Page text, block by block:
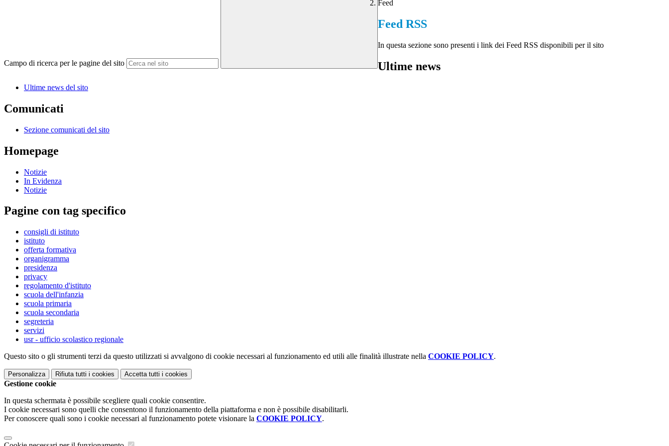
Campo di ricerca per le pagine del sito
Feed
Feed RSS
In questa sezione sono presenti i link dei Feed RSS disponibili per il sito
Ultime news
Ultime news del sito
Comunicati
Sezione comunicati del sito
Homepage
Notizie
In Evidenza
Notizie
Pagine con tag specifico
consigli di istituto
istituto
offerta formativa
organigramma
presidenza
privacy
regolamento d'istituto
scuola dell'infanzia
scuola primaria
scuola secondaria
segreteria
servizi
usr - ufficio scolastico regionale
Questo sito o gli strumenti terzi da questo utilizzati si avvalgono di cookie necessari al funzionamento ed utili alle finalità illustrate nella COOKIE POLICY.
Personalizza Rifiuta tutti i cookies Accetta tutti i cookies
Gestione cookie
In questa schermata è possibile scegliere quali cookie consentire.
I cookie necessari sono quelli che consentono il funzionamento della piattaforma e non è possibile disabilitarli.
Per conoscere quali sono i cookie necessari al funzionamento potete visionare la COOKIE POLICY.